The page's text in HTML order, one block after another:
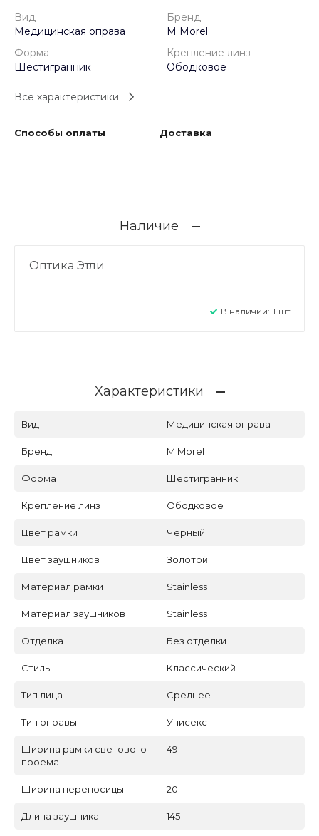
Вид
Медицинская оправа
Бренд
M Morel
Форма
Шестигранник
Крепление линз
Ободковое
Все характеристики
Способы оплаты Доставка
Наличие
Оптика Этли
В наличии: 1 шт
Характеристики
Вид Медицинская оправа
Бренд M Morel
Форма Шестигранник
Крепление линз Ободковое
Цвет рамки Черный
Цвет заушников Золотой
Материал рамки Stainless
Материал заушников Stainless
Отделка Без отделки
Стиль Классический
Тип лица Среднее
Тип оправы Унисекс
Ширина рамки светового
проема
49
Ширина переносицы 20
Длина заушника 145